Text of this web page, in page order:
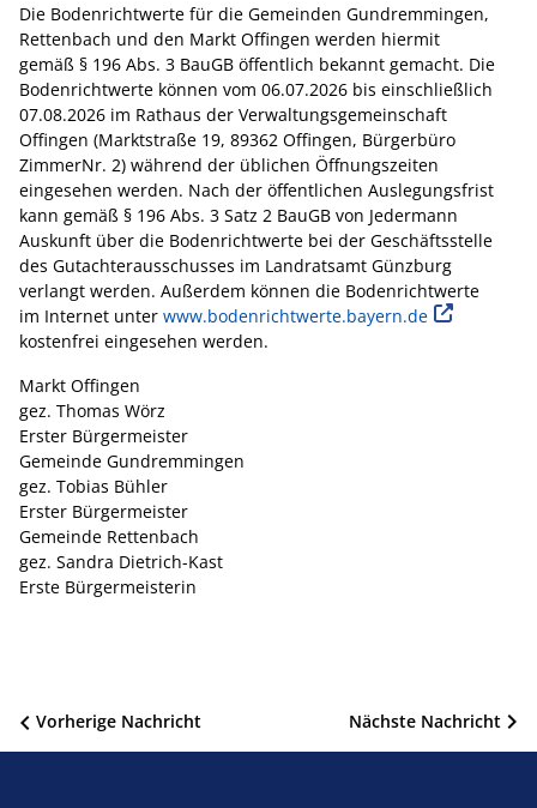
Die Bodenrichtwerte für die Gemeinden Gundremmingen,
Rettenbach und den Markt Offingen werden hiermit
gemäß § 196 Abs. 3 BauGB öffentlich bekannt gemacht. Die
Bodenrichtwerte können vom 06.07.2026 bis einschließlich
07.08.2026 im Rathaus der Verwaltungsgemeinschaft
Offingen (Marktstraße 19, 89362 Offingen, Bürgerbüro
ZimmerNr. 2) während der üblichen Öffnungszeiten
eingesehen werden. Nach der öffentlichen Auslegungsfrist
kann gemäß § 196 Abs. 3 Satz 2 BauGB von Jedermann
Auskunft über die Bodenrichtwerte bei der Geschäftsstelle
des Gutachterausschusses im Landratsamt Günzburg
verlangt werden. Außerdem können die Bodenrichtwerte
im Internet unter www.bodenrichtwerte.bayern.de
kostenfrei eingesehen werden.
Markt Offingen
gez. Thomas Wörz
Erster Bürgermeister
Gemeinde Gundremmingen
gez. Tobias Bühler
Erster Bürgermeister
Gemeinde Rettenbach
gez. Sandra Dietrich-Kast
Erste Bürgermeisterin
Beitragsnavigation Nächste Nachricht
Vorherige Nachricht